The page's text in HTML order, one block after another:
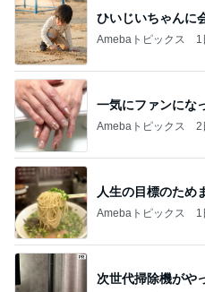
ひいじいちゃんに
Amebaトピックス 1
一気にファンにな
Amebaトピックス 2
人生の目標のため
Amebaトピックス 1
次世代掃除機がや